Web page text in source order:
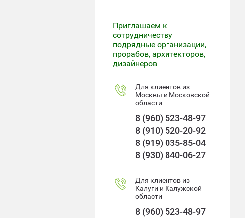
Приглашаем к
сотрудничеству
подрядные организации,
прорабов, архитекторов,
дизайнеров
Для клиентов из
Москвы и Московской
области
8 (960) 523-48-97
8 (910) 520-20-92
8 (919) 035-85-04
8 (930) 840-06-27
Для клиентов из
Калуги и Калужской
области
8 (960) 523-48-97